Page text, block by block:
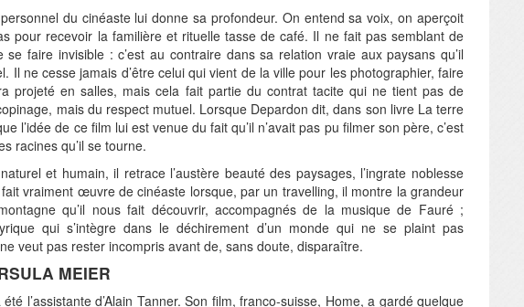
personnel du cinéaste lui donne sa profondeur. On entend sa voix, on aperçoit
pour recevoir la familière et rituelle tasse de café. Il ne fait pas semblant de
se faire invisible : c’est au contraire dans sa relation vraie aux paysans qu’il
Il ne cesse jamais d’être celui qui vient de la ville pour les photographier, faire
projeté en salles, mais cela fait partie du contrat tacite qui ne tient pas de
mais du respect mutuel. Lorsque Depardon dit, dans son livre La terre
l’idée de ce film lui est venue du fait qu’il n’avait pas pu filmer son père, c’est
racines qu’il se tourne.
et humain, il retrace l’austère beauté des paysages, l’ingrate noblesse
vraiment œuvre de cinéaste lorsque, par un travelling, il montre la grandeur
qu’il nous fait découvrir, accompagnés de la musique de Fauré ;
qui s’intègre dans le déchirement d’un monde qui ne se plaint pas
veut pas rester incompris avant de, sans doute, disparaître.
MEIER
l’assistante d’Alain Tanner. Son film, franco-suisse, Home, a gardé quelque